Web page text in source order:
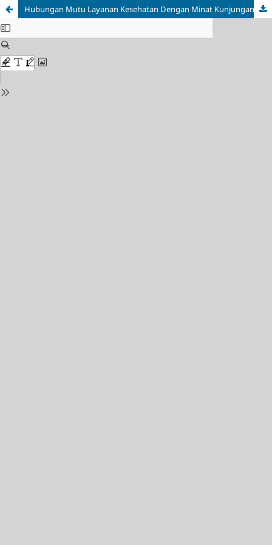
Hubungan Mutu Layanan Kesehatan Dengan Minat Kunjungan Ulang Pasien Dalam Memanfaatkan Kembali Jasa Di Puskesmas